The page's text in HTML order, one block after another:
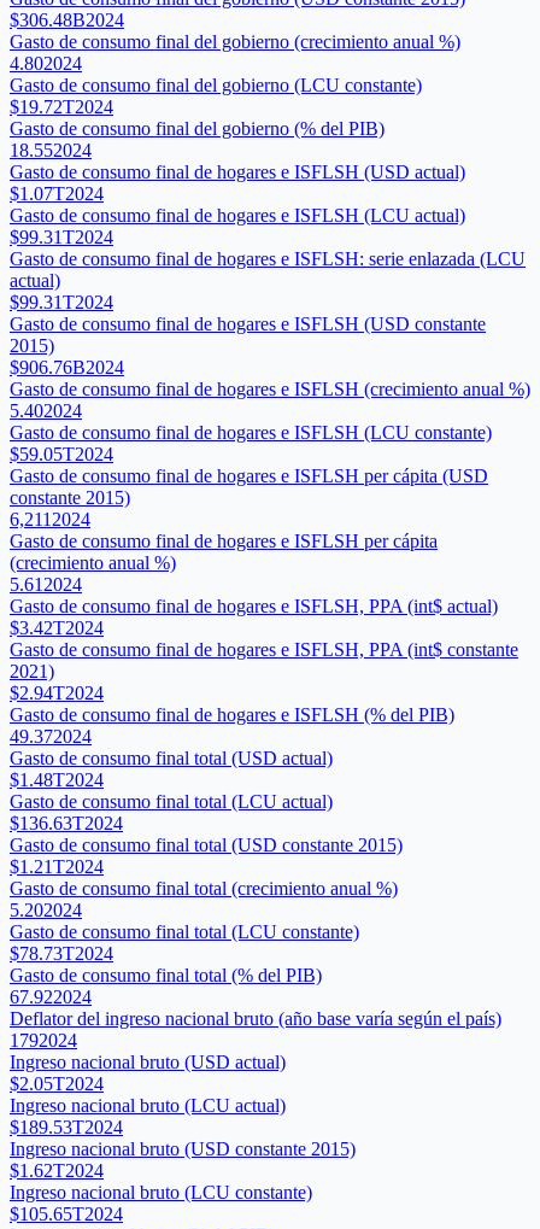
$306.48B2024
Gasto de consumo final del gobierno (crecimiento anual %)
4.802024
Gasto de consumo final del gobierno (LCU constante)
$19.72T2024
Gasto de consumo final del gobierno (% del PIB)
18.552024
Gasto de consumo final de hogares e ISFLSH (USD actual)
$1.07T2024
Gasto de consumo final de hogares e ISFLSH (LCU actual)
$99.31T2024
Gasto de consumo final de hogares e ISFLSH: serie enlazada (LCU
actual)
$99.31T2024
Gasto de consumo final de hogares e ISFLSH (USD constante
2015)
$906.76B2024
Gasto de consumo final de hogares e ISFLSH (crecimiento anual %)
5.402024
Gasto de consumo final de hogares e ISFLSH (LCU constante)
$59.05T2024
Gasto de consumo final de hogares e ISFLSH per cápita (USD
constante 2015)
6,211 2024
Gasto de consumo final de hogares e ISFLSH per cápita
(crecimiento anual %)
5.61 2024
Gasto de consumo final de hogares e ISFLSH, PPA (int$ actual)
$3.42T2024
Gasto de consumo final de hogares e ISFLSH, PPA (int$ constante
2021)
$2.94T2024
Gasto de consumo final de hogares e ISFLSH (% del PIB)
49.372024
Gasto de consumo final total (USD actual)
$1.48T2024
Gasto de consumo final total (LCU actual)
$136.63T2024
Gasto de consumo final total (USD constante 2015)
$1.21T2024
Gasto de consumo final total (crecimiento anual %)
5.202024
Gasto de consumo final total (LCU constante)
$78.73T2024
Gasto de consumo final total (% del PIB)
67.922024
Deflator del ingreso nacional bruto (año base varía según el país)
1792024
Ingreso nacional bruto (USD actual)
$2.05T2024
Ingreso nacional bruto (LCU actual)
$189.53T2024
Ingreso nacional bruto (USD constante 2015)
$1.62T2024
Ingreso nacional bruto (LCU constante)
$105.65T2024